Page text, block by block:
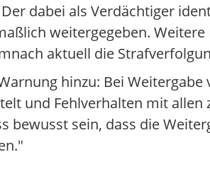
dabei als Verdächtiger
weitergegeben.
aktuell die
hinzu: Bei
und Fehlverhalten mit allen
bewusst sein, dass die